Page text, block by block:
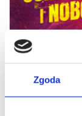
Zgoda